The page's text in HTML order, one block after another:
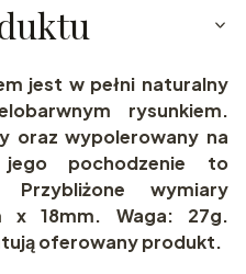
jest w pełni naturalny
rysunkiem.
oraz wypolerowany na
pochodzenie to
Przybliżone wymiary
x 18mm. Waga: 27g.
oferowany produkt.